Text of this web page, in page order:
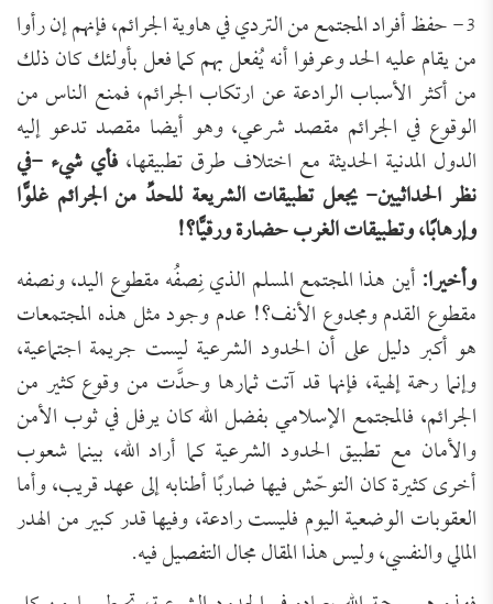
3- حفظ أفراد المجتمع من التردي في هاوية الجرائم، فإنهم إن رأوا
من يقام عليه الحد وعرفوا أنه يُفعل بهم كما فعل بأولئك كان ذلك
من أكثر الأسباب الرادعة عن ارتكاب الجرائم، فمنع الناس من
الوقوع في الجرائم مقصد شرعي، وهو أيضا مقصد تدعو إليه
الدول المدنية الحديثة مع اختلاف طرق تطبيقها،فأي شيء -في
نظر الحداثيين- يجعل تطبيقات الشريعة للحدِّ من الجرائم غلوًّا
وإرهابًا، وتطبيقات الغرب حضارة ورقيًّا؟!
وأخيرا:أين هذا المجتمع المسلم الذي نِصفُه مقطوع اليد، ونصفه
مقطوع القدم ومجدوع الأنف؟! عدم وجود مثل هذه المجتمعات
هو أكبر دليل على أن الحدود الشرعية ليست جريمة اجتماعية،
وإنما رحمة إلهية، فإنها قد آتت ثمارها وحدَّت من وقوع كثير من
الجرائم، فالمجتمع الإسلامي بفضل الله كان يرفل في ثوب الأمن
والأمان مع تطبيق الحدود الشرعية كما أراد الله، بينما شعوب
أخرى كثيرة كان التوحّش فيها ضاربًا أطنابه إلى عهد قريب، وأما
العقوبات الوضعية اليوم فليست رادعة، وفيها قدر كبير من الهدر
المالي والنفسي، وليس هذا المقال مجال التفصيل فيه.